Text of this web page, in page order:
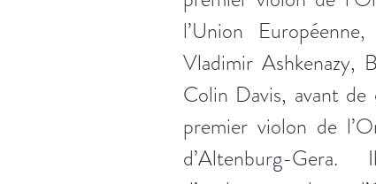
l’Union
Vladimir Ashkenazy,
Colin Davis, avant
premier violon de
d’Altenburg-